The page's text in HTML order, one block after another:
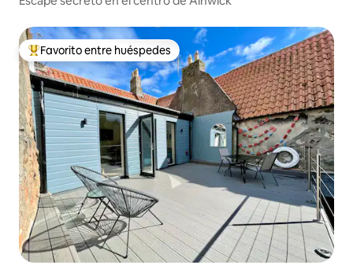
Favorito entre los huéspedes más destacados
Favorito entre huéspedes